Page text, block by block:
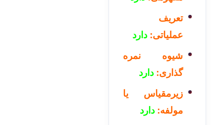
تعریف
عملیاتی:دارد
شیوه نمره
گذاری:دارد
زیرمقیاس یا
مولفه:دارد